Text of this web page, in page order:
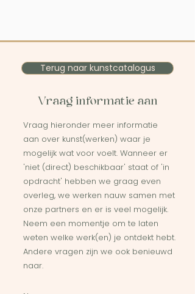
Terug naar kunstcatalogus
Vraag informatie aan
Vraag hieronder meer informatie
aan over kunst(werken) waar je
mogelijk wat voor voelt. Wanneer er
'niet (direct) beschikbaar' staat of 'in
opdracht' hebben we graag even
overleg, we werken nauw samen met
onze partners en er is veel mogelijk.
Neem een momentje om te laten
weten welke werk(en) je ontdekt hebt.
Andere vragen zijn we ook benieuwd
naar.